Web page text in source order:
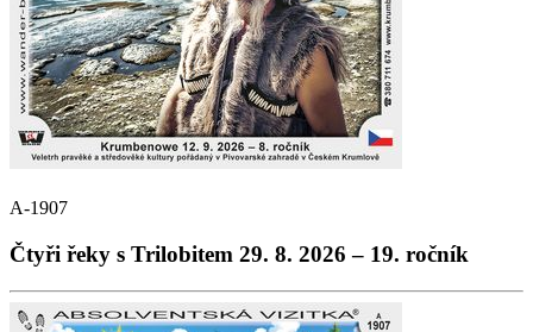
A-1907
Čtyři řeky s Trilobitem 29. 8. 2026 – 19. ročník